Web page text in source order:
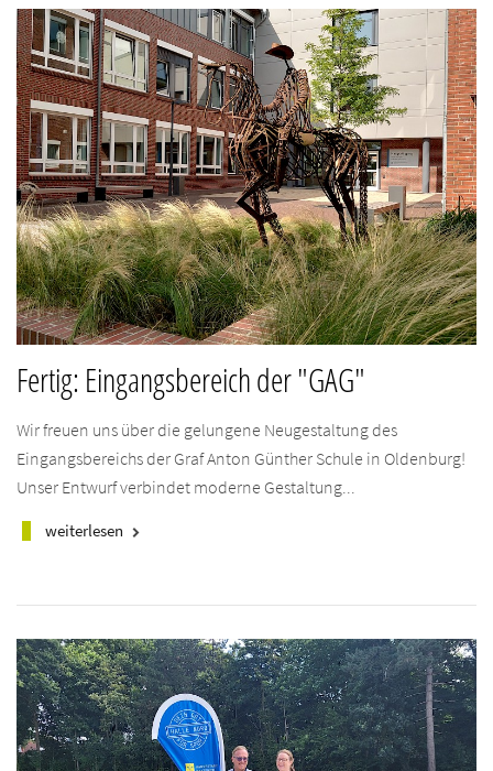
Fertig: Eingangsbereich der "GAG"
Wir freuen uns über die gelungene Neugestaltung des
Eingangsbereichs der Graf Anton Günther Schule in Oldenburg!
Unser Entwurf verbindet moderne Gestaltung...
weiterlesen keyboard_arrow_right